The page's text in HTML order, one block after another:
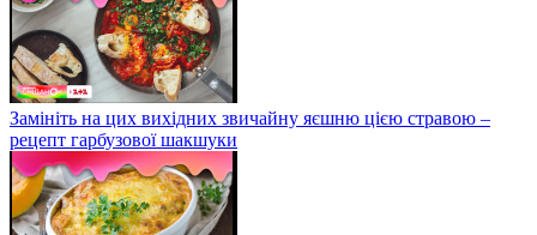
Замініть на цих вихідних звичайну яєшню цією стравою –
рецепт гарбузової шакшуки